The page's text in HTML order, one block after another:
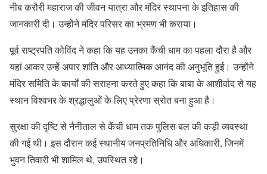
नीब करौरी महाराज की जीवन यात्रा और मंदिर स्थापना के इतिहास की
जानकारी दी। उन्होंने मंदिर परिसर का भ्रमण भी कराया।
पूर्व राष्ट्रपति कोविंद ने कहा कि यह उनका कैंची धाम का पहला दौरा है और
यहां आकर उन्हें अपार शांति और आध्यात्मिक आनंद की अनुभूति हुई। उन्होंने
मंदिर समिति के कार्यों की सराहना करते हुए कहा कि बाबा के आशीर्वाद से यह
स्थान विश्वभर के श्रद्धालुओं के लिए प्रेरणा स्रोत बना हुआ है।
सुरक्षा की दृष्टि से नैनीताल से कैंची धाम तक पुलिस बल की कड़ी व्यवस्था
की गई थी। इस दौरान कई स्थानीय जनप्रतिनिधि और अधिकारी, जिनमें
भुवन तिवारी भी शामिल थे, उपस्थित रहे।